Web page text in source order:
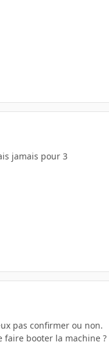
jamais pour 3
pas confirmer ou non.
faire booter la machine ?